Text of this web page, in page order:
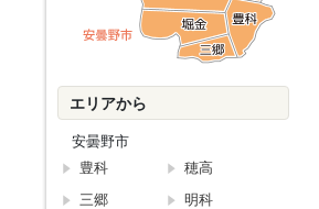
エリアから
安曇野市
豊科
穂高
三郷
明科